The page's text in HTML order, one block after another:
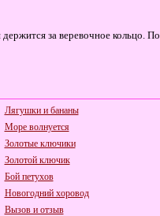
держится за веревочное кольцо.
Лягушки и бананы
Море волнуется
Золотые ключики
Золотой ключик
Бой петухов
Новогодний хоровод
Вызов и отзыв